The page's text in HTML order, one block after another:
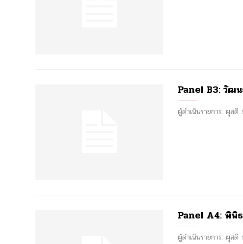
Panel B3: วัฒ
ผู้ดำเนินรายการ: ผุ
Panel A4: พิพิธ
ผู้ดำเนินรายการ: ผุส